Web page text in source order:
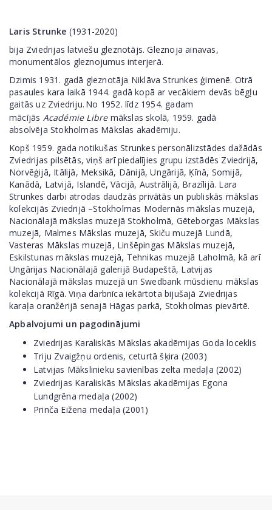
Laris Strunke (1931-2020)
bija Zviedrijas latviešu gleznotājs. Gleznoja ainavas,
monumentālos gleznojumus interjerā.
Dzimis 1931. gadā gleznotāja Niklāva Strunkes ģimenē. Otrā
pasaules kara laikā 1944. gadā kopā ar vecākiem devās bēgļu
gaitās uz Zviedriju. No 1952. līdz 1954. gadam
mācījās Académie Libremākslas skolā, 1959. gadā
absolvēja Stokholmas Mākslas akadēmiju.
Kopš 1959. gada notikušas Strunkes personālizstādes dažādās
Zviedrijas pilsētās, viņš arī piedalījies grupu izstādēs Zviedrijā,
Norvēģijā, Itālijā, Meksikā, Dānijā, Ungārijā, Ķīnā, Somijā,
Kanādā, Latvijā, Islandē, Vācijā, Austrālijā, Brazīlijā. Lara
Strunkes darbi atrodas daudzās privātās un publiskās mākslas
kolekcijās Zviedrijā –Stokholmas Modernās mākslas muzejā,
Nacionālajā mākslas muzejā Stokholmā, Gēteborgas Mākslas
muzejā, Malmes Mākslas muzejā, Skiču muzejā Lundā,
Vasteras Mākslas muzejā, Linšēpingas Mākslas muzejā,
Eskilstunas mākslas muzejā, Tehnikas muzejā Laholmā, kā arī
Ungārijas Nacionālajā galerijā Budapeštā, Latvijas
Nacionālajā mākslas muzejā un Swedbank mūsdienu mākslas
kolekcijā Rīgā. Viņa darbnīca iekārtota bijušajā Zviedrijas
karaļa oranžērijā senajā Hāgas parkā, Stokholmas pievārtē.
Apbalvojumi un pagodinājumi
Zviedrijas Karaliskās Mākslas akadēmijas Goda loceklis
Triju Zvaigžņu ordenis, ceturtā šķira (2003)
Latvijas Mākslinieku savienības zelta medaļa (2002)
Zviedrijas Karaliskās Mākslas akadēmijas Egona
Lundgrēna medaļa (2002)
Prinča Eižena medaļa (2001)